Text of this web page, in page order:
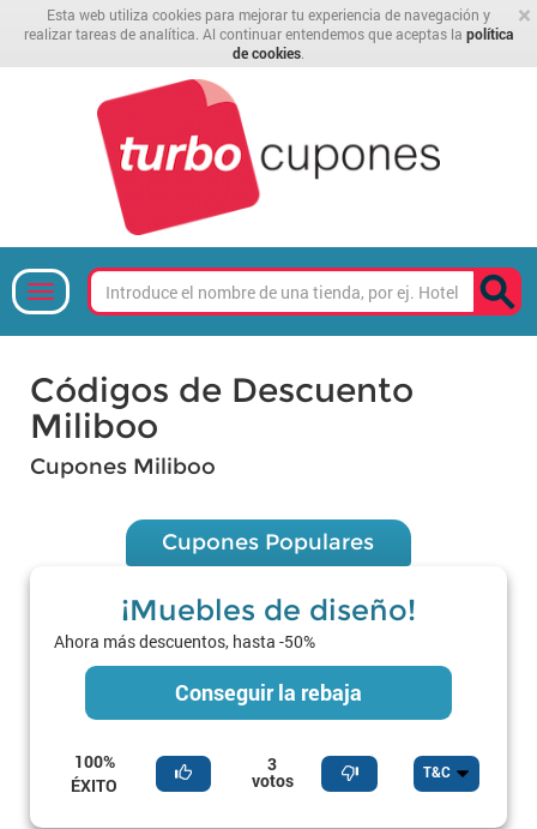
×
Esta web utiliza cookies para mejorar tu experiencia de navegación y
realizar tareas de analítica. Al continuar entendemos que aceptas la política
de cookies
Códigos de Descuento
Miliboo
Cupones Miliboo
Cupones Populares
¡Muebles de diseño!
Ahora más descuentos, hasta -50%
Conseguir la rebaja
100%
ÉXITO
3
votos T&C